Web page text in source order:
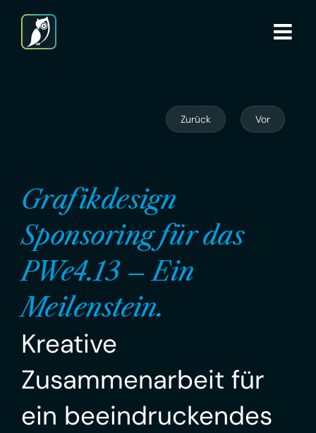
Zum
Inhalt
springen
Zurück Vor
Grafikdesign
Sponsoring für das
PWe4.13 – Ein
Meilenstein.
Kreative
Zusammenarbeit für
ein beeindruckendes